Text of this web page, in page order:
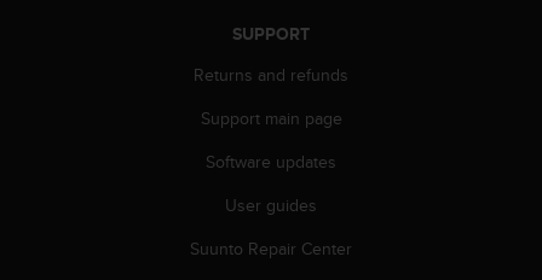
SUPPORT
Returns and refunds
Support main page
Software updates
User guides
Suunto Repair Center